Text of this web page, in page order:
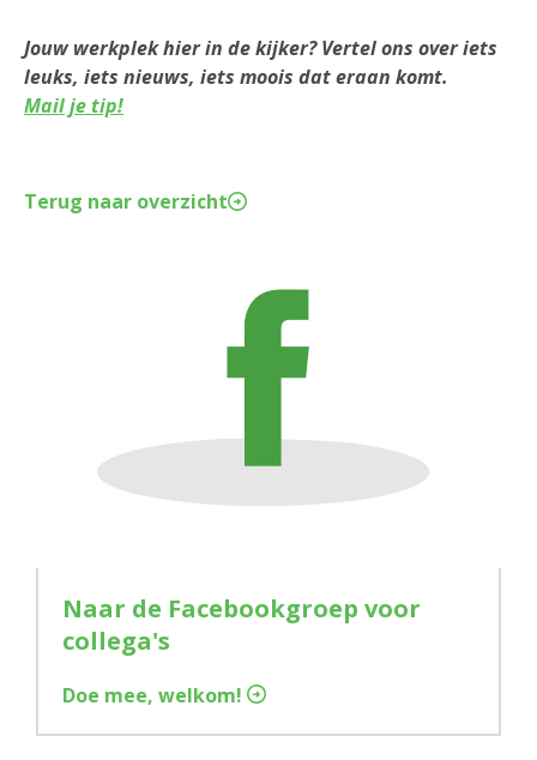
Jouw werkplek hier in de kijker? Vertel ons over iets
leuks, iets nieuws, iets moois dat eraan komt.
Mail je tip!
Terug naar overzicht
Naar de Facebookgroep voor
collega's
Doe mee, welkom!